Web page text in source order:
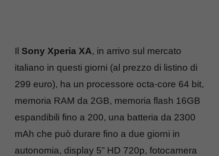
Il Sony Xperia XA, in arrivo sul mercato
italiano in questi giorni (al prezzo di listino di
299 euro), ha un processore octa-core 64 bit,
memoria RAM da 2GB, memoria flash 16GB
espandibili fino a 200, una batteria da 2300
mAh che può durare fino a due giorni in
autonomia, display 5” HD 720p, fotocamera